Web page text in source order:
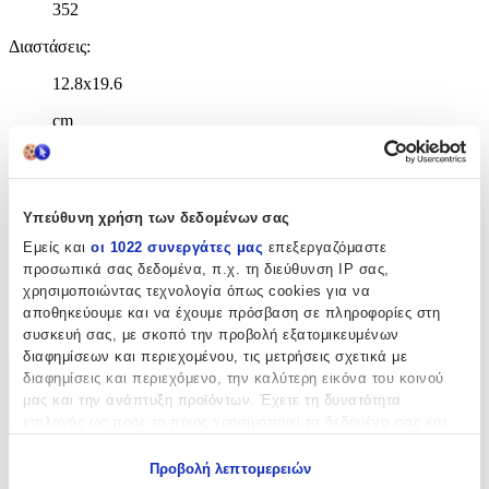
Υπεύθυνη χρήση των δεδομένων σας
Εμείς και οι 1022 συνεργάτες μας επεξεργαζόμαστε
προσωπικά σας δεδομένα, π.χ. τη διεύθυνση IP σας,
χρησιμοποιώντας τεχνολογία όπως cookies για να
αποθηκεύουμε και να έχουμε πρόσβαση σε πληροφορίες στη
συσκευή σας, με σκοπό την προβολή εξατομικευμένων
διαφημίσεων και περιεχομένου, τις μετρήσεις σχετικά με
διαφημίσεις και περιεχόμενο, την καλύτερη εικόνα του κοινού
μας και την ανάπτυξη προϊόντων. Έχετε τη δυνατότητα
Προβολή λεπτομερειών
352
Διαστάσεις:
12.8x19.6
cm
Χαρτί Εξωφύλλου
Paperback / softback
Γλώσσα:
Αγγλικά
ISBN:
9780349123219
Χαρακτηριστικά
Χαρακτηριστικά